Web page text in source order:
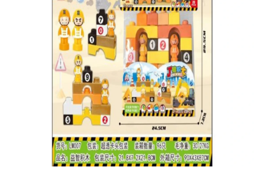
Mã giảm giá:
Ngày hết hạn:
Điều kiện: